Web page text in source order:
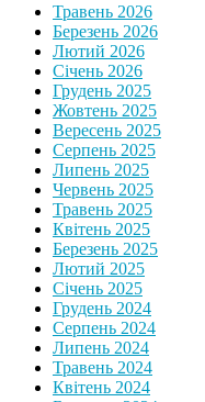
Травень 2026
Березень 2026
Лютий 2026
Січень 2026
Грудень 2025
Жовтень 2025
Вересень 2025
Серпень 2025
Липень 2025
Червень 2025
Травень 2025
Квітень 2025
Березень 2025
Лютий 2025
Січень 2025
Грудень 2024
Серпень 2024
Липень 2024
Травень 2024
Квітень 2024